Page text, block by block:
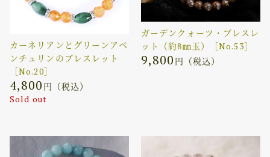
カーネリアンとグリーンアベ
ンチュリンのブレスレット
［No.20］
4,800 円（税込）
Sold out
ガーデンクォーツ・ブレスレ
ット（約8㎜玉）［No.53］
9,800 円（税込）